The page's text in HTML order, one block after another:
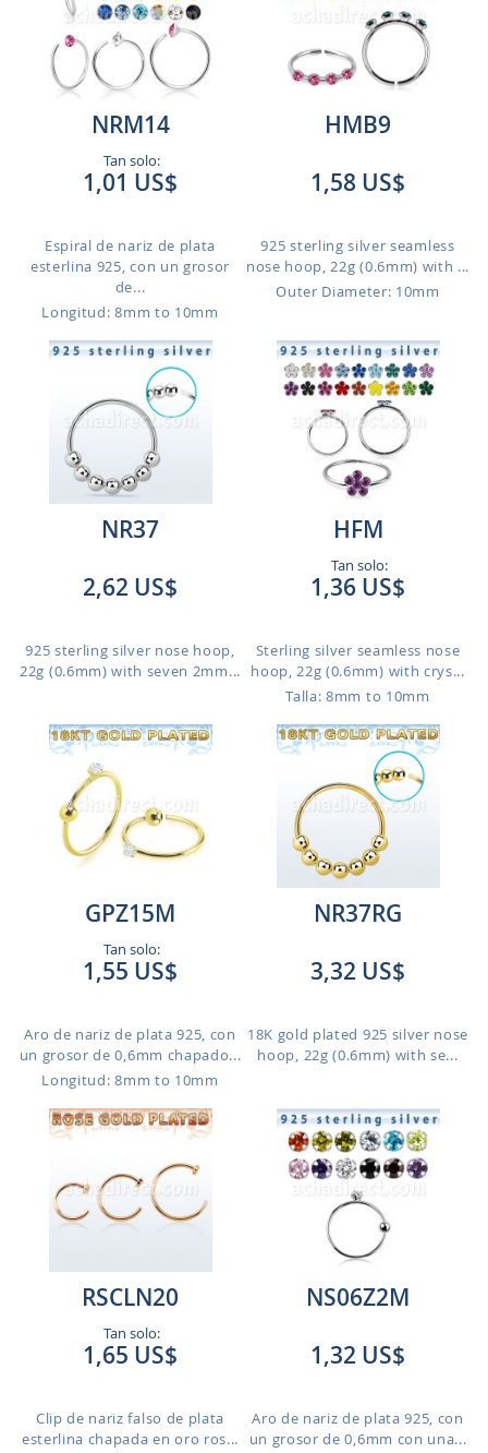
NRM14
Tan solo:
1,01 US$
Espiral de nariz de plata
esterlina 925, con un grosor
de...
Longitud: 8mm to 10mm
HMB9
1,58 US$
925 sterling silver seamless
nose hoop, 22g (0.6mm) with ...
Outer Diameter: 10mm
NR37
2,62 US$
925 sterling silver nose hoop,
22g (0.6mm) with seven 2mm...
HFM
Tan solo:
1,36 US$
Sterling silver seamless nose
hoop, 22g (0.6mm) with crys...
Talla: 8mm to 10mm
GPZ15M
Tan solo:
1,55 US$
Aro de nariz de plata 925, con
un grosor de 0,6mm chapado...
Longitud: 8mm to 10mm
NR37RG
3,32 US$
18K gold plated 925 silver nose
hoop, 22g (0.6mm) with se...
RSCLN20
Tan solo:
1,65 US$
Clip de nariz falso de plata
esterlina chapada en oro ros...
NS06Z2M
1,32 US$
Aro de nariz de plata 925, con
un grosor de 0,6mm con una...